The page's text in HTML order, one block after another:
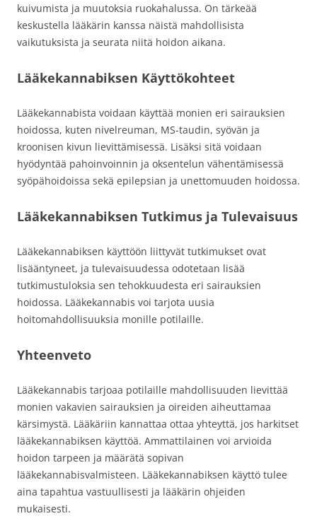
kuivumista ja muutoksia ruokahalussa. On tärkeää
keskustella lääkärin kanssa näistä mahdollisista
vaikutuksista ja seurata niitä hoidon aikana.
Lääkekannabiksen Käyttökohteet
Lääkekannabista voidaan käyttää monien eri sairauksien
hoidossa, kuten nivelreuman, MS-taudin, syövän ja
kroonisen kivun lievittämisessä. Lisäksi sitä voidaan
hyödyntää pahoinvoinnin ja oksentelun vähentämisessä
syöpähoidoissa sekä epilepsian ja unettomuuden hoidossa.
Lääkekannabiksen Tutkimus ja Tulevaisuus
Lääkekannabiksen käyttöön liittyvät tutkimukset ovat
lisääntyneet, ja tulevaisuudessa odotetaan lisää
tutkimustuloksia sen tehokkuudesta eri sairauksien
hoidossa. Lääkekannabis voi tarjota uusia
hoitomahdollisuuksia monille potilaille.
Yhteenveto
Lääkekannabis tarjoaa potilaille mahdollisuuden lievittää
monien vakavien sairauksien ja oireiden aiheuttamaa
kärsimystä. Lääkäriin kannattaa ottaa yhteyttä, jos harkitset
lääkekannabiksen käyttöä. Ammattilainen voi arvioida
hoidon tarpeen ja määrätä sopivan
lääkekannabisvalmisteen. Lääkekannabiksen käyttö tulee
aina tapahtua vastuullisesti ja lääkärin ohjeiden
mukaisesti.